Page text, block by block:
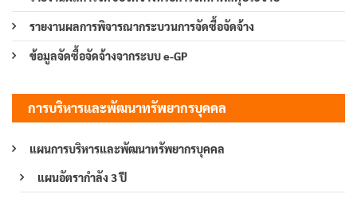
รายงานผลการพิจารณากระบวนการจัดซื้อจัดจ้าง
ข้อมูลจัดซื้อจัดจ้างจากระบบ e-GP
การบริหารและพัฒนาทรัพยากรบุคคล
แผนการบริหารและพัฒนาทรัพยากรบุคคล
แผนอัตรากำลัง 3 ปี